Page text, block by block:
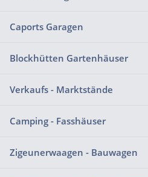
Caports Garagen
Blockhütten Gartenhäuser
Verkaufs - Marktstände
Camping - Fasshäuser
Zigeunerwaagen - Bauwagen